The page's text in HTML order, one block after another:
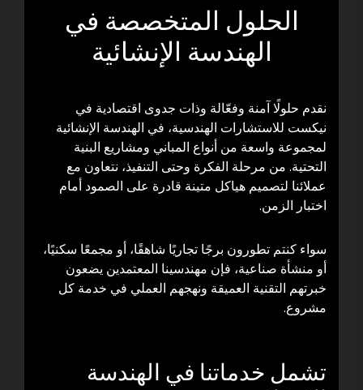
الحلول المتخصصة في
الهندسة الإنشائية
نقدم حلولًا آمنة وفعّالة وذات جدوى اقتصادية في
نيكست للاستشارات الهندسية، في الهندسة الإنشائية
لمجموعة واسعة من أنواع المباني ومشاريع البنية
التحتية. من مرحلة الفكرة وحتى التنفيذ، نتعاون مع
عملائنا لتصميم هياكل متينة قادرة على الصمود أمام
اختبار الزمن.
سواء كنتم تطورون برجًا تجاريًا شاهقًا، أو مجمعًا سكنيًا،
أو منشأة صناعية، فإن مهندسينا المعتمدين يضعون
خبرتهم التقنية العميقة ونهجهم العملي في خدمة كل
مشروع.
تشمل خدماتنا في الهندسة